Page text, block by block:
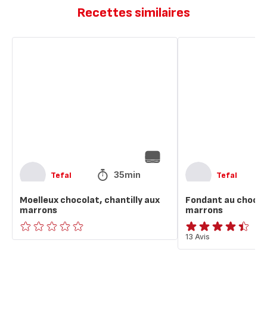
Recettes similaires
Tefal 35min
Moelleux chocolat, chantilly aux
marrons
ratings.0
Tefal
Fondant au
marrons
ratings.4.4
13 Avis